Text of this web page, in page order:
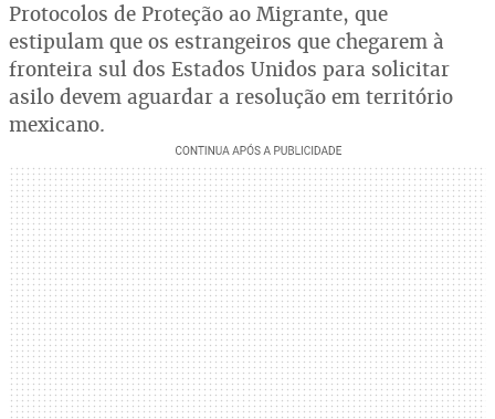
Protocolos de Proteção ao Migrante, que
estipulam que os estrangeiros que chegarem à
fronteira sul dos Estados Unidos para solicitar
asilo devem aguardar a resolução em território
mexicano.